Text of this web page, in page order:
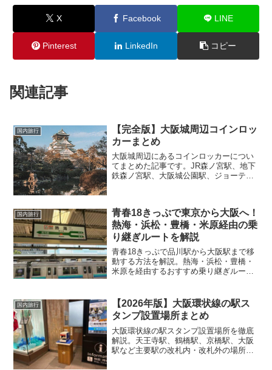
X Facebook LINE
Pinterest LinkedIn コピー
関連記事
国内旅行
【完全版】大阪城周辺コインロッ
カーまとめ
大阪城周辺にあるコインロッカーについ
てまとめた記事です。JR森ノ宮駅、地下
鉄森ノ宮駅、大阪城公園駅、ジョーテラ
ど、詳細な情報を提供しています。大阪
城周辺を観光やショッピングで訪れる際
に、荷物の預け先として利用できる便利
なコインロッカーの情報がまとめられて
います。
国内旅行
青春18きっぷで東京から大阪へ！
熱海・浜松・豊橋・米原経由の乗
り継ぎルートを解説
青春18きっぷで品川駅から大阪駅まで移
動する方法を解説。熱海・浜松・豊橋・
米原を経由するおすすめ乗り継ぎルート
国内旅行
【2026年版】大阪環状線の駅ス
タンプ設置場所まとめ
大阪環状線の駅スタンプ設置場所を徹底
解説。天王寺駅、鶴橋駅、京橋駅、大阪
駅など主要駅の改札内・改札外の場所を